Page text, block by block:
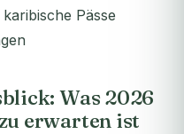
Pässe
Was 2026
erwarten ist